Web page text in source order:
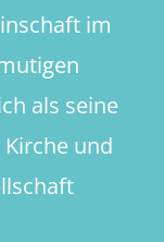
im
als seine
und